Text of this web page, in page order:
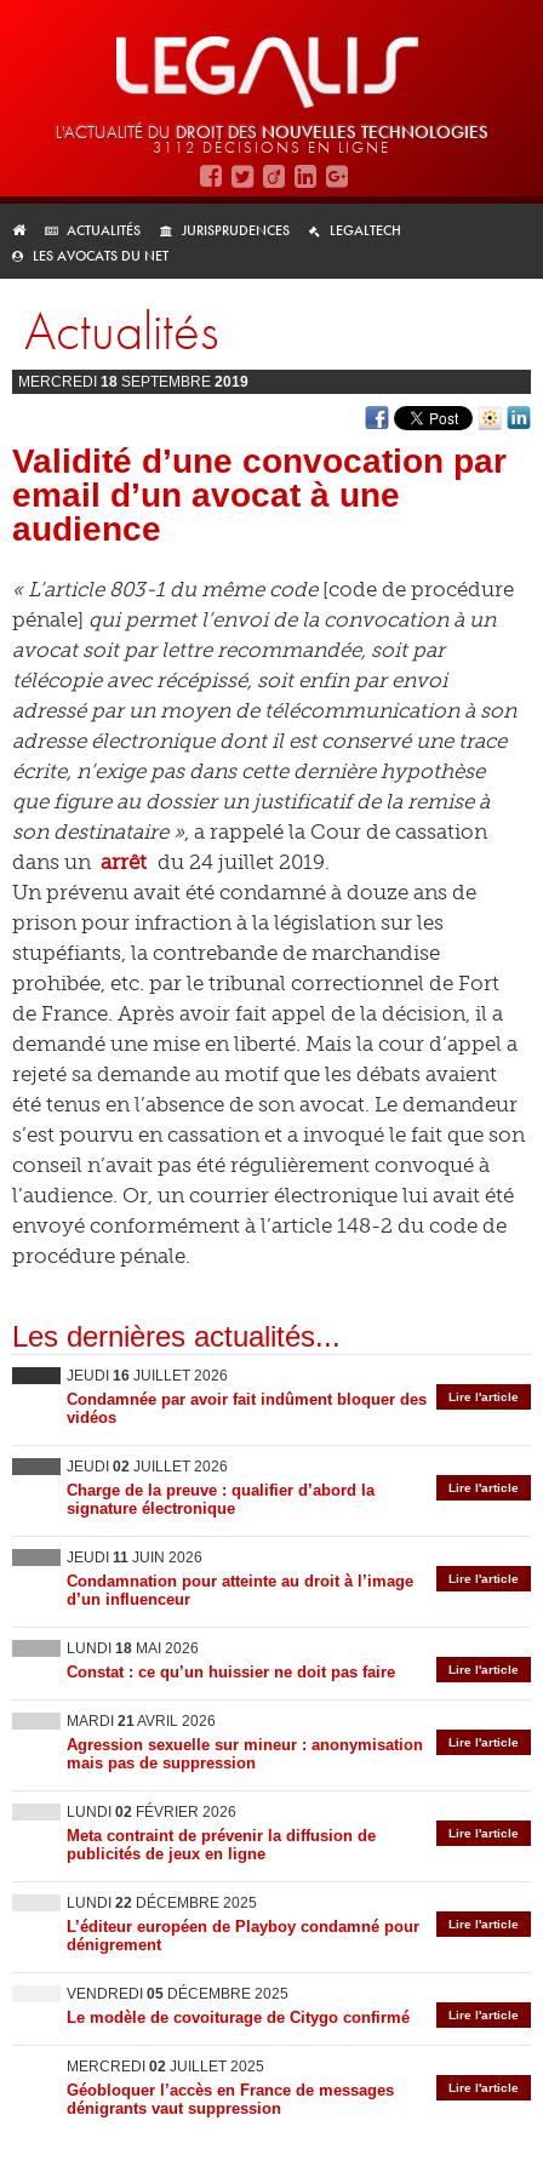
L'ACTUALITÉ DU DROIT DES NOUVELLES TECHNOLOGIES
3112 DÉCISIONS EN LIGNE
ACTUALITÉS JURISPRUDENCES
LEGALTECH
LES AVOCATS DU NET
Actualités
MERCREDI 18 SEPTEMBRE 2019
Validité d’une convocation par
email d’un avocat à une
audience
« L’article 803-1 du même code[code de procédure
pénale] qui permet l’envoi de la convocation à un
avocat soit par lettre recommandée, soit par
télécopie avec récépissé, soit enfin par envoi
adressé par un moyen de télécommunication à son
adresse électronique dont il est conservé une trace
écrite, n’exige pas dans cette dernière hypothèse
que figure au dossier un justificatif de la remise à
son destinataire », a rappelé la Cour de cassation
dans un arrêt du 24 juillet 2019.
Un prévenu avait été condamné à douze ans de
prison pour infraction à la législation sur les
stupéfiants, la contrebande de marchandise
prohibée, etc. par le tribunal correctionnel de Fort
de France. Après avoir fait appel de la décision, il a
demandé une mise en liberté. Mais la cour d’appel a
rejeté sa demande au motif que les débats avaient
été tenus en l’absence de son avocat. Le demandeur
s’est pourvu en cassation et a invoqué le fait que son
conseil n’avait pas été régulièrement convoqué à
l’audience. Or, un courrier électronique lui avait été
envoyé conformément à l’article 148-2 du code de
procédure pénale.
Les dernières actualités...
JEUDI 16 JUILLET 2026
Lire l'article
Condamnée par avoir fait indûment bloquer des
vidéos
JEUDI 02 JUILLET 2026
Lire l'article
Charge de la preuve : qualifier d’abord la
signature électronique
JEUDI 11 JUIN 2026
Lire l'article
Condamnation pour atteinte au droit à l’image
d’un influenceur
LUNDI 18 MAI 2026
Lire l'article
Constat : ce qu’un huissier ne doit pas faire
MARDI 21AVRIL 2026
Lire l'article
Agression sexuelle sur mineur : anonymisation
mais pas de suppression
LUNDI 02 FÉVRIER 2026
Lire l'article
Meta contraint de prévenir la diffusion de
publicités de jeux en ligne
LUNDI 22 DÉCEMBRE 2025
Lire l'article
L’éditeur européen de Playboy condamné pour
dénigrement
VENDREDI 05 DÉCEMBRE 2025
Lire l'article
Le modèle de covoiturage de Citygo confirmé
MERCREDI 02 JUILLET 2025
Lire l'article
Géobloquer l’accès en France de messages
dénigrants vaut suppression